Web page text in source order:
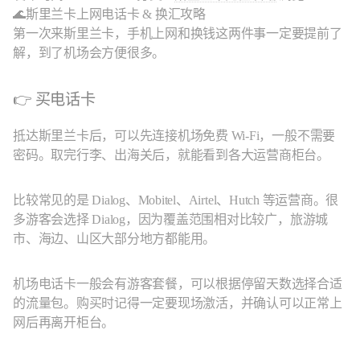
🌊斯里兰卡上网电话卡 & 换汇攻略
第一次来斯里兰卡，手机上网和换钱这两件事一定要提前了
解，到了机场会方便很多。
👉 买电话卡
抵达斯里兰卡后，可以先连接机场免费 Wi-Fi，一般不需要
密码。取完行李、出海关后，就能看到各大运营商柜台。
比较常见的是 Dialog、Mobitel、Airtel、Hutch 等运营商。很
多游客会选择 Dialog，因为覆盖范围相对比较广，旅游城
市、海边、山区大部分地方都能用。
机场电话卡一般会有游客套餐，可以根据停留天数选择合适
的流量包。购买时记得一定要现场激活，并确认可以正常上
网后再离开柜台。